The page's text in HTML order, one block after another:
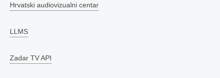
Hrvatski audiovizualni centar
LLMS
Zadar TV API